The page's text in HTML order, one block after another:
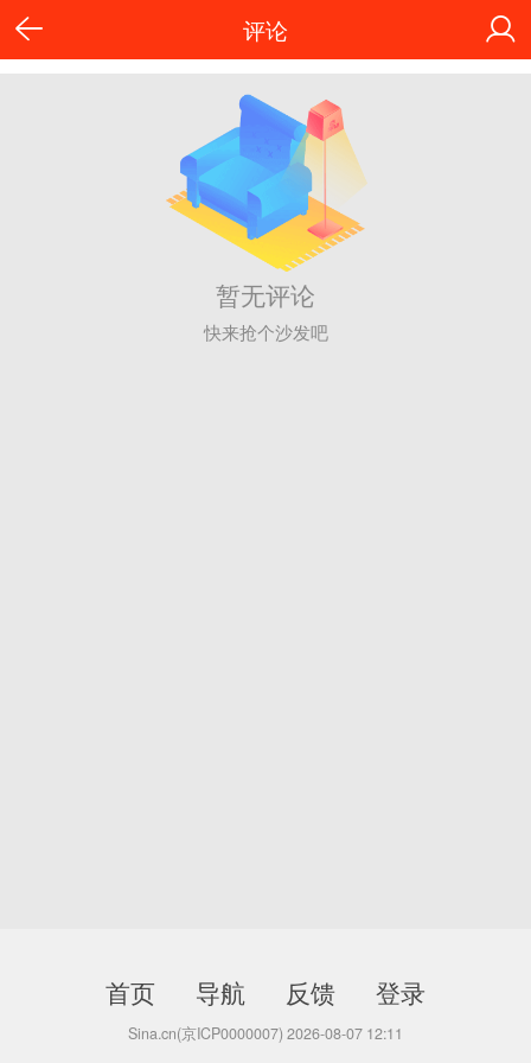
评论
暂无评论
快来抢个沙发吧
首页 导航 反馈 登录
Sina.cn(京ICP0000007) 2026-08-07 12:11